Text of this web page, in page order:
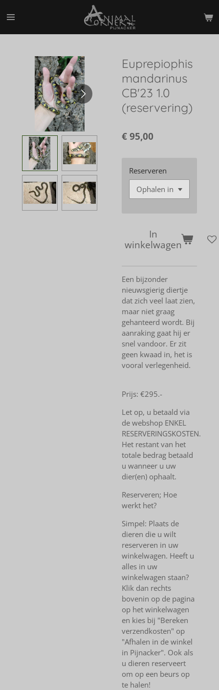
direct
Euprepiophis
mandarinus
CB'23 1.0
(reservering)
€ 95,00
Reserveren
In
winkelwagen
Een bijzonder
nieuwsgierig diertje
dat zich veel laat zien,
maar niet graag
gehanteerd wordt. Bij
aanraking gaat hij er
snel vandoor. Er zit
geen kwaad in, het is
vooral verlegenheid.
Prijs: €295.-
Let op, u betaald via
de webshop ENKEL
RESERVERINGSKOSTEN.
Het restant van het
totale bedrag betaald
u wanneer u uw
dier(en) ophaalt.
Reserveren; Hoe
werkt het?
Simpel: Plaats de
dieren die u wilt
reserveren in uw
winkelwagen. Heeft u
alles in uw
winkelwagen staan?
Klik dan rechts
bovenin op de pagina
op het winkelwagen
en kies bij "Bereken
verzendkosten" op
"Afhalen in de winkel
in Pijnacker". Ook als
u dieren reserveert
om op een beurs op
te halen!